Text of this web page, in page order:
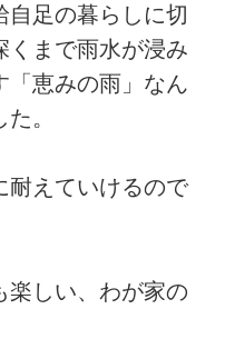
自足の暮らしに切
くまで雨水が浸み
「恵みの雨」なん
。
耐えていけるので
楽しい、わが家の